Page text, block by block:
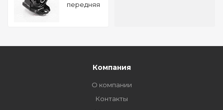
передняя
Компания
О компании
Контакты